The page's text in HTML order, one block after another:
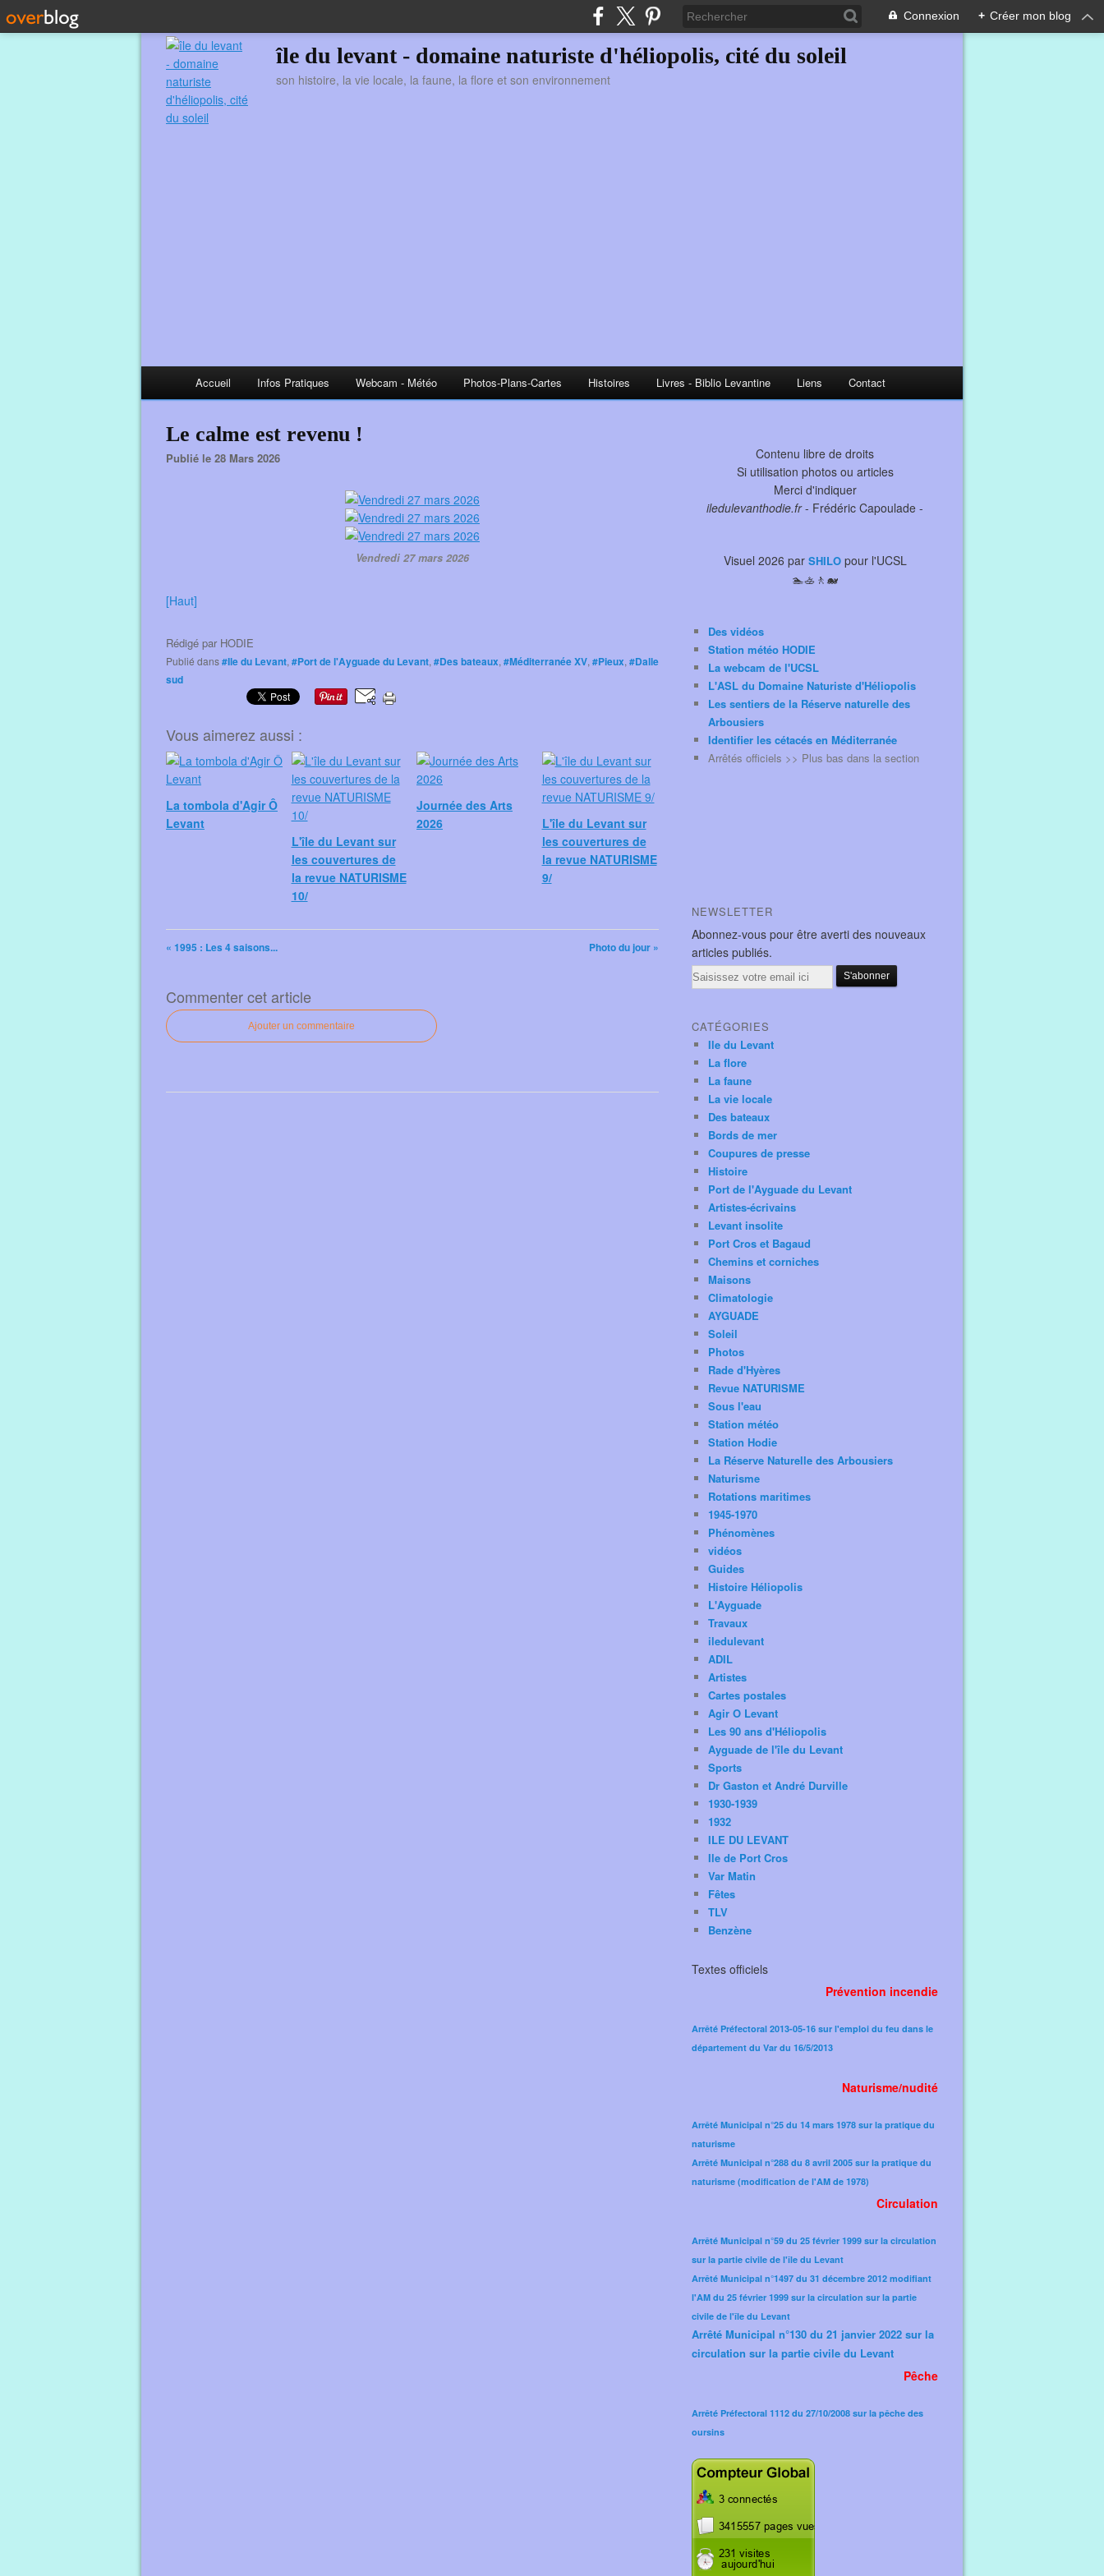
Connexion + Créer mon blog
île du levant - domaine naturiste d'héliopolis, cité du soleil
son histoire, la vie locale, la faune, la flore et son environnement
Accueil Infos Pratiques Webcam - Météo Photos-Plans-Cartes Histoires Livres - Biblio Levantine Liens Contact
Le calme est revenu !
Publié le 28 Mars 2026
Vendredi 27 mars 2026
[Haut]
Rédigé par HODIE
Publié dans#Ile du Levant, #Port de l'Ayguade du Levant, #Des bateaux, #Méditerranée XV, #Pieux, #Dalle
sud
Vous aimerez aussi :
La tombola d'Agir Ô
Levant
L'île du Levant sur
les couvertures de
la revue NATURISME
10/
Journée des Arts
2026
L'île du Levant sur
les couvertures de
la revue NATURISME
9/
« 1995 : Les 4 saisons... Photo du jour »
Commenter cet article
Ajouter un commentaire
Contenu libre de droits
Si utilisation photos ou articles
Merci d'indiquer
iledulevanthodie.fr- Frédéric Capoulade -
Visuel 2026 par SHILOpour l'UCSL
🏊🚣🚶🐋
Des vidéos
Station météo HODIE
La webcam de l'UCSL
L'ASL du Domaine Naturiste d'Héliopolis
Les sentiers de la Réserve naturelle des
Arbousiers
Identifier les cétacés en Méditerranée
Arrêtés officiels >> Plus bas dans la section
NEWSLETTER
Abonnez-vous pour être averti des nouveaux
articles publiés.
Email
CATÉGORIES
Ile du Levant
La flore
La faune
La vie locale
Des bateaux
Bords de mer
Coupures de presse
Histoire
Port de l'Ayguade du Levant
Artistes-écrivains
Levant insolite
Port Cros et Bagaud
Chemins et corniches
Maisons
Climatologie
AYGUADE
Soleil
Photos
Rade d'Hyères
Revue NATURISME
Sous l'eau
Station météo
Station Hodie
La Réserve Naturelle des Arbousiers
Naturisme
Rotations maritimes
1945-1970
Phénomènes
vidéos
Guides
Histoire Héliopolis
L'Ayguade
Travaux
iledulevant
ADIL
Artistes
Cartes postales
Agir O Levant
Les 90 ans d'Héliopolis
Ayguade de l'île du Levant
Sports
Dr Gaston et André Durville
1930-1939
1932
ILE DU LEVANT
Ile de Port Cros
Var Matin
Fêtes
TLV
Benzène
Textes officiels
Prévention incendie
Arrêté Préfectoral 2013-05-16 sur l'emploi du feu dans le
département du Var du 16/5/2013
Naturisme/nudité
Arrêté Municipal n°25 du 14 mars 1978 sur la pratique du
naturisme
Arrêté Municipal n°288 du 8 avril 2005 sur la pratique du
naturisme (modification de l'AM de 1978)​
Circulation
Arrêté Municipal n°59 du 25 février 1999 sur la circulation
sur la partie civile de l'île du Levant
Arrêté Municipal n°1497 du 31 décembre 2012 modifiant
l'AM du 25 février 1999 sur la circulation sur la partie
civile de l'île du Levant
Arrêté Municipal n°130 du 21 janvier 2022 sur la
circulation sur la partie civile du Levant
Pêche
Arrêté Préfectoral 1112 du 27/10/2008 sur la pêche des
oursins